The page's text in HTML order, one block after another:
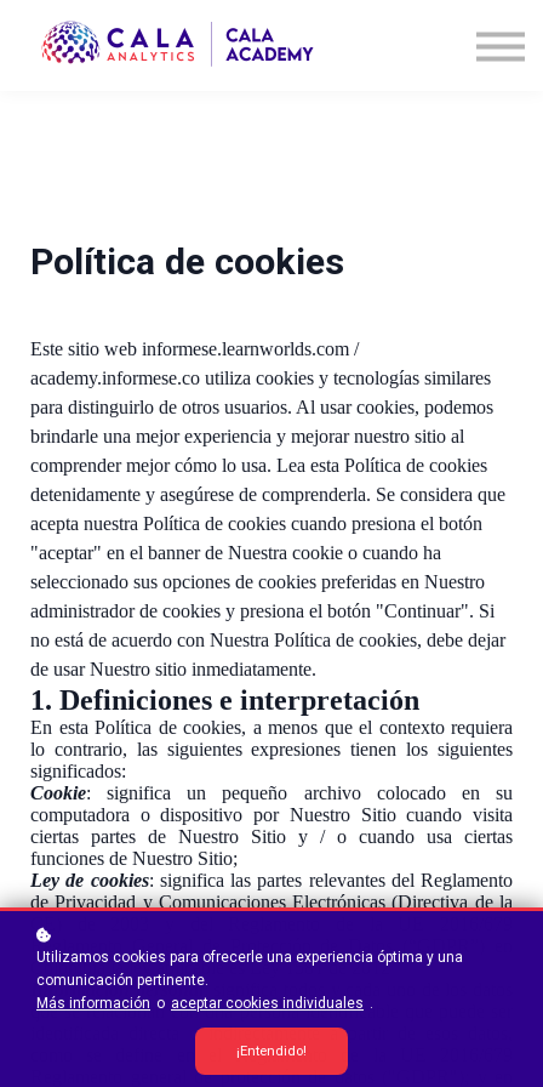
Contáctanos
Política de cookies
Este sitio web informese.learnworlds.com /
academy.informese.co utiliza cookies y tecnologías similares
para distinguirlo de otros usuarios. Al usar cookies, podemos
brindarle una mejor experiencia y mejorar nuestro sitio al
comprender mejor cómo lo usa. Lea esta Política de cookies
detenidamente y asegúrese de comprenderla. Se considera que
acepta nuestra Política de cookies cuando presiona el botón
"aceptar" en el banner de Nuestra cookie o cuando ha
seleccionado sus opciones de cookies preferidas en Nuestro
administrador de cookies y presiona el botón "Continuar". Si
no está de acuerdo con Nuestra Política de cookies, debe dejar
de usar Nuestro sitio inmediatamente.
1. Definiciones e interpretación
En esta Política de cookies, a menos que el contexto requiera
lo contrario, las siguientes expresiones tienen los siguientes
significados:
Cookie: significa un pequeño archivo colocado en su
computadora o dispositivo por Nuestro Sitio cuando visita
ciertas partes de Nuestro Sitio y / o cuando usa ciertas
funciones de Nuestro Sitio;
Ley de cookies: significa las partes relevantes del Reglamento
de Privacidad y Comunicaciones Electrónicas (Directiva de la
CE) de 2003 y del Reglamento de la UE 2016/679
Reglamento General de Protección de Datos (“GDPR”) en
Colombia la ley aplicable es Ley 1581 de 2012
Información personal: significa todos y cada uno de los datos
que se relacionan con una persona identificable que puede ser
identificada directa o indirectamente a partir de esos datos,
como se define en el Reglamento de la UE 2016/679
Reglamento general de protección de datos ("GDPR"); y en
Utilizamos cookies para ofrecerle una experiencia óptima y una
comunicación pertinente.
Más información o aceptar cookies individuales .
¡Entendido!